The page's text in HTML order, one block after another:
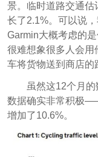
景。临时道路交通估
长了2.1%。可以说
Garmin大概考虑的
很难想象很多人会用
车将货物送到商店的
虽然这12个月
数据确实非常积极
增加了10.6%。